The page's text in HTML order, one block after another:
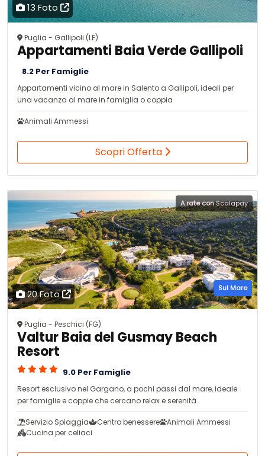
13 Foto
Puglia - Gallipoli (LE)
Appartamenti Baia Verde Gallipoli
8.2 Per Famiglie
Appartamenti vicino al mare in Salento a Gallipoli, ideali per
una vacanza al mare in famiglia o coppia
Animali Ammessi
Scopri Offerta
20 Foto
A rate conScalapay
Sul Mare
Puglia - Peschici (FG)
Valtur Baia del Gusmay Beach
Resort
9.0 Per Famiglie
Resort esclusivo nel Gargano, a pochi passi dal mare, ideale
per famiglie e coppie che cercano relax e serenità.
Servizio Spiaggia Centro benessere
Animali Ammessi
Cucina per celiaci